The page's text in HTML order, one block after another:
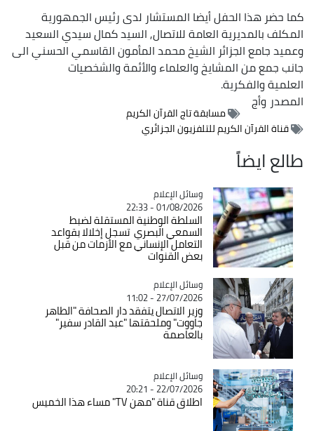
كما حضر هذا الحفل أيضا المستشار لدى رئيس الجمهورية
المكلف بالمديرية العامة للاتصال, السيد كمال سيدي السعيد
وعميد جامع الجزائر الشيخ محمد المأمون القاسمي الحسني الى
جانب جمع من المشايخ والعلماء والأئمة والشخصيات
العلمية والفكرية.
المصدروأج
مسابقة تاج القرآن الكريم
قناة القرآن الكريم للتلفزيون الجزائري
طالع ايضاً
Catégorie
وسائل الإعلام
01/08/2026 - 22:33
السلطة الوطنية المستقلة لضبط
السمعي البصري تسجل إخلالا بقواعد
التعامل الإنساني مع الأزمات من قبل
بعض القنوات
Catégorie
وسائل الإعلام
27/07/2026 - 11:02
وزير الاتصال يتفقد دار الصحافة "الطاهر
جاووت" وملحقتها "عبد القادر سفير"
بالعاصمة
Catégorie
وسائل الإعلام
22/07/2026 - 20:21
اطلاق قناة "مهن TV" مساء هذا الخميس